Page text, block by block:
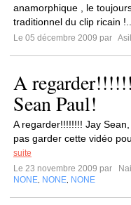
anamorphique , le
traditionnel du clip ricain !...
Le 05 décembre 2009 par
A
Sean Paul!
A regarder!!!!!!!! Jay
pas garder cette vidéo
suite
Le 23 novembre 2009 par
NONE NONE NONE